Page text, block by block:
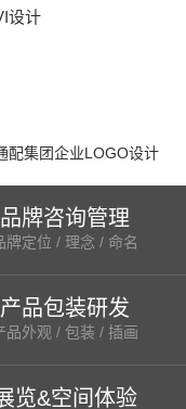
设计
配集团企业LOGO设计
品牌咨询管理
牌定位 / 理念 / 命名
产品包装研发
品外观 / 包装 / 插画
览&空间体验